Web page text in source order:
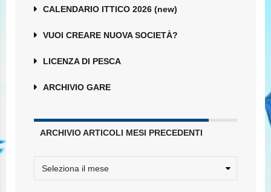
CALENDARIO ITTICO 2026 (new)
VUOI CREARE NUOVA SOCIETÀ?
LICENZA DI PESCA
ARCHIVIO GARE
ARCHIVIO ARTICOLI MESI PRECEDENTI